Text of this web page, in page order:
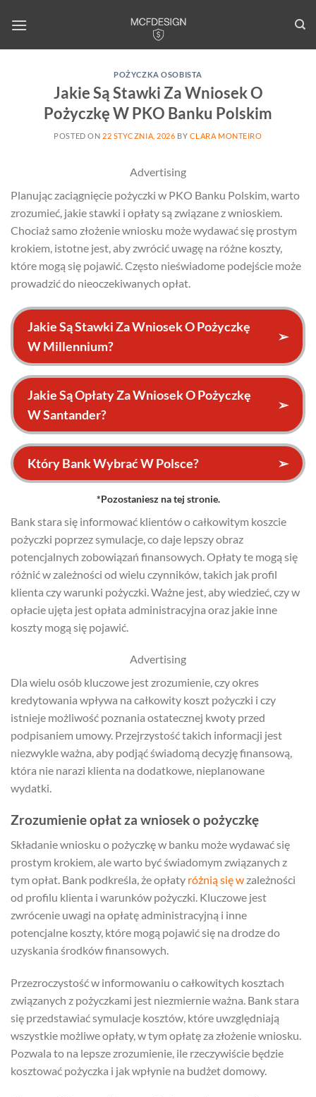
POŻYCZKA OSOBISTA
Jakie Są Stawki Za Wniosek O
Pożyczkę W PKO Banku Polskim
POSTED ON 22 STYCZNIA, 2026 BY CLARA MONTEIRO
Advertising
Planując zaciągnięcie pożyczki w PKO Banku Polskim, warto
zrozumieć, jakie stawki i opłaty są związane z wnioskiem.
Chociaż samo złożenie wniosku może wydawać się prostym
krokiem, istotne jest, aby zwrócić uwagę na różne koszty,
które mogą się pojawić. Często nieświadome podejście może
prowadzić do nieoczekiwanych opłat.
Jakie Są Stawki Za Wniosek O Pożyczkę
W Millennium?
➢
Jakie Są Opłaty Za Wniosek O Pożyczkę
W Santander?
➢
Który Bank Wybrać W Polsce? ➢
*Pozostaniesz na tej stronie.
Bank stara się informować klientów o całkowitym koszcie
pożyczki poprzez symulacje, co daje lepszy obraz
potencjalnych zobowiązań finansowych. Opłaty te mogą się
różnić w zależności od wielu czynników, takich jak profil
klienta czy warunki pożyczki. Ważne jest, aby wiedzieć, czy w
opłacie ujęta jest opłata administracyjna oraz jakie inne
koszty mogą się pojawić.
Advertising
Dla wielu osób kluczowe jest zrozumienie, czy okres
kredytowania wpływa na całkowity koszt pożyczki i czy
istnieje możliwość poznania ostatecznej kwoty przed
podpisaniem umowy. Przejrzystość takich informacji jest
niezwykle ważna, aby podjąć świadomą decyzję finansową,
która nie narazi klienta na dodatkowe, nieplanowane
wydatki.
Zrozumienie opłat za wniosek o pożyczkę
Składanie wniosku o pożyczkę w banku może wydawać się
prostym krokiem, ale warto być świadomym związanych z
tym opłat. Bank podkreśla, że opłaty różnią się wzależności
od profilu klienta i warunków pożyczki. Kluczowe jest
zwrócenie uwagi na opłatę administracyjną i inne
potencjalne koszty, które mogą pojawić się na drodze do
uzyskania środków finansowych.
Przezroczystość w informowaniu o całkowitych kosztach
związanych z pożyczkami jest niezmiernie ważna. Bank stara
się przedstawiać symulacje kosztów, które uwzględniają
wszystkie możliwe opłaty, w tym opłatę za złożenie wniosku.
Pozwala to na lepsze zrozumienie, ile rzeczywiście będzie
kosztować pożyczka i jak wpłynie na budżet domowy.